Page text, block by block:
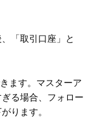
「取引口座」と
ます。マスターア
る場合、フォロー
ります。